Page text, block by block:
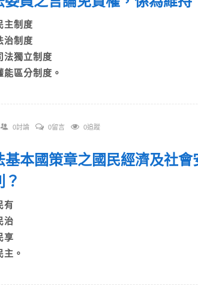
主制度
治制度
法獨立制度
能區分制度。
0討論 0留言 0追蹤
基本國策章之國民經濟及社
？
有
治
享
主。